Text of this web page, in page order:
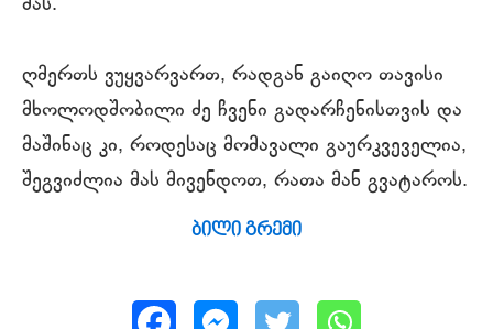
მას.
ღმერთს ვუყვარვართ, რადგან გაიღო თავისი
მხოლოდშობილი ძე ჩვენი გადარჩენისთვის და
მაშინაც კი, როდესაც მომავალი გაურკვეველია,
შეგვიძლია მას მივენდოთ, რათა მან გვატაროს.
ბილი გრემი